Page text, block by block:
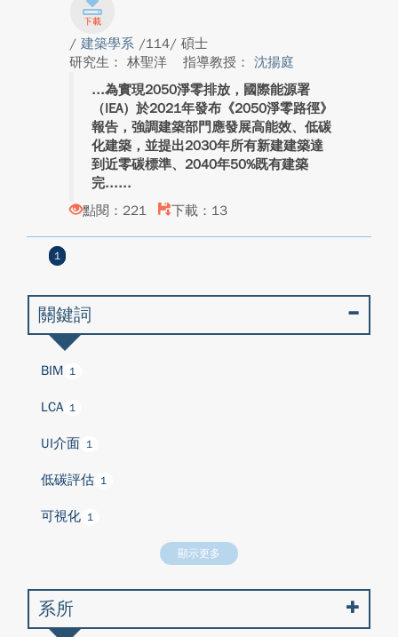
/ 建築學系 /114/ 碩士
研究生： 林聖洋
指導教授： 沈揚庭
為實現2050淨零排放，國際能源署
（IEA）於2021年發布《2050淨零路徑》
報告，強調建築部門應發展高能效、低碳
化建築，並提出2030年所有新建建築達
到近零碳標準、2040年50%既有建築
完...
點閱：221
下載：13
1
關鍵詞
BIM 1
LCA 1
UI介面 1
低碳評估 1
可視化 1
顯示更多
系所